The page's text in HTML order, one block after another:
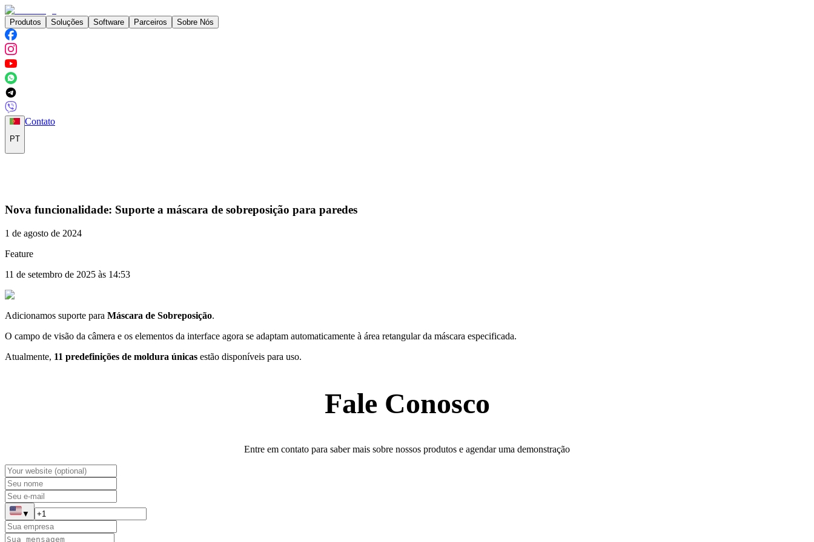
Produtos Soluções Software Parceiros Sobre Nós
PT
Contato
Nova funcionalidade: Suporte a máscara de sobreposição para paredes
1 de agosto de 2024
Feature
11 de setembro de 2025 às 14:53
Adicionamos suporte para Máscara de Sobreposição.
O campo de visão da câmera e os elementos da interface agora se adaptam automaticamente à área retangular da máscara especificada.
Atualmente, 11 predefinições de moldura únicas estão disponíveis para uso.
Fale Conosco
Entre em contato para saber mais sobre nossos produtos e agendar uma demonstração
▼